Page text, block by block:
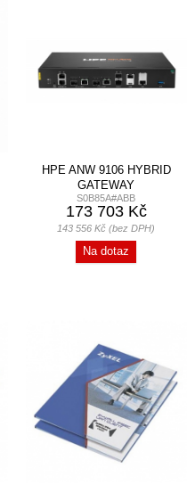
HPE ANW 9106 HYBRID
GATEWAY
S0B85A#ABB
173 703 Kč
143 556 Kč (bez DPH)
Na dotaz